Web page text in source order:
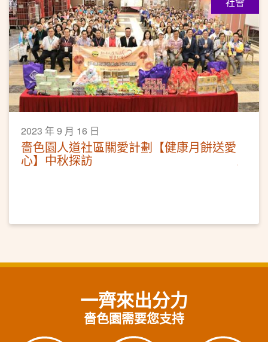
2023 年 9 月 16 日
嗇色園人道社區關愛計劃【健康月餅送愛
心】中秋探訪
一齊來出分力
嗇色園需要您支持